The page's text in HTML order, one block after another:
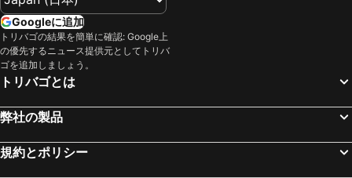
Rakuten STAY HOUSE x WILL STYLE 高崎
Isesaki Station Hotel
前橋ホテル ルカ
松島, 東北地方 宿泊施設 -
蔵王, 東北地方 宿泊施設 -
一関, 東北地方 宿泊施設 -
気仙沼, 東北地方 宿泊施設 -
札幌, 北海道 宿泊施設 -
京都, 近畿地方 宿泊施設 -
横浜, 関東地方 宿泊施設 -
Googleに追加
トリバゴの結果を簡単に確認: Google上
の優先するニュース提供元としてトリバ
ゴを追加しましょう。
トリバゴとは
弊社の製品
規約とポリシー